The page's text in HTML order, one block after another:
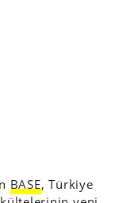
BASE, Türkiye